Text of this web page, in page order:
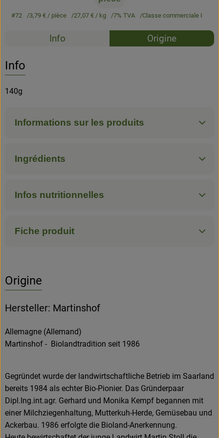
#72 3,79 €/ pièce 27,07 €/ kg 7% TVA Classe commerciale I
Recettes
Info Origine
Info
140g
Informations sur les produits
Ingrédients
Infos nutritionnelles
Fiche produit
Origine
Hersteller: Martinshof
Allemagne (Allemand)
Martinshof - Biolandtradition seit 1986
Gegründet wurde der landwirtschaftliche Betrieb im Saarland
bereits 1984 als echter Bio-Pionier. Das Gründerpaar
Dipl.Ing.int.agr. Gerhard und Monika Kempf begannen mit
einer Milchziegenhaltung, Mutterkuh-Herde, Gemüsebau und
Ackerbau. 1986 erfolgte die Bioland-Anerkennung.